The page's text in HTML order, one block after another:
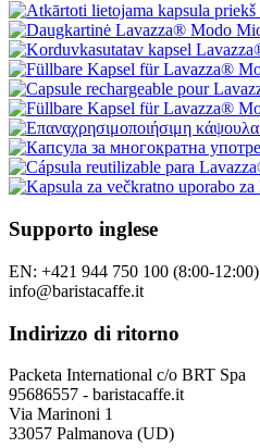
Supporto inglese
EN: +421 944 750 100 (8:00-12:00)
info@baristacaffe.it
Indirizzo di ritorno
Packeta International c/o BRT Spa
95686557 - baristacaffe.it
Via Marinoni 1
33057 Palmanova (UD)